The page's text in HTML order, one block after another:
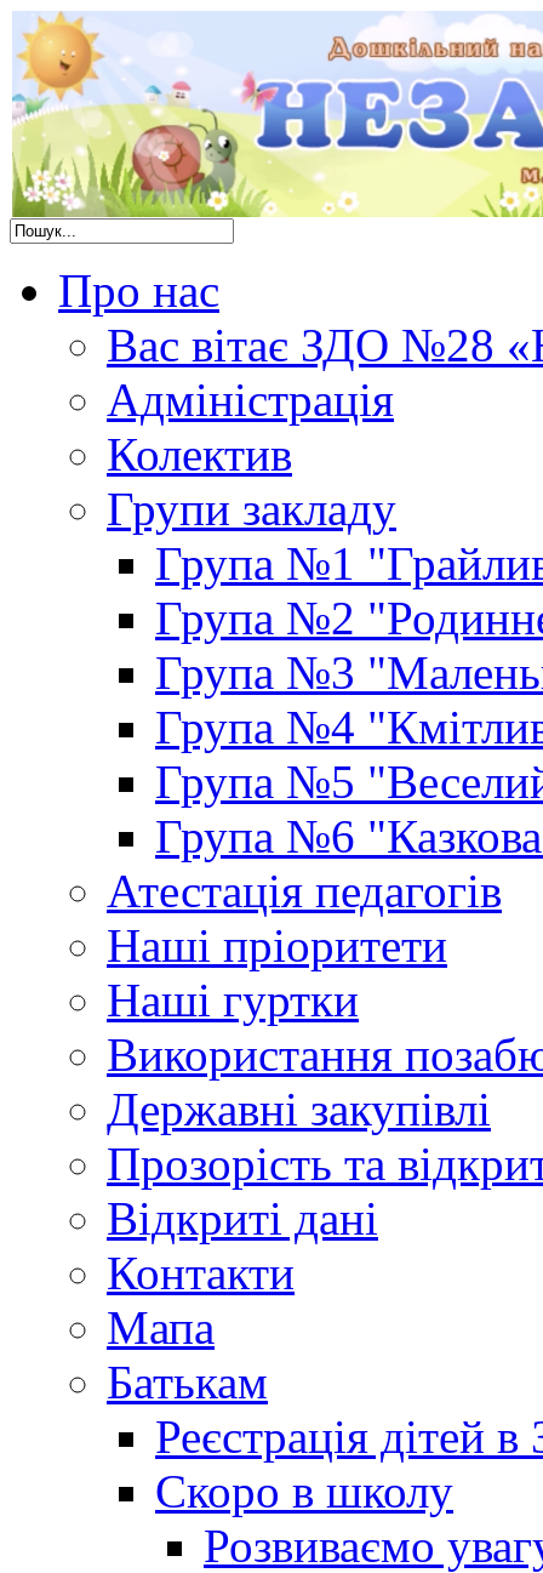
Про нас
Вас вітає ЗДО №28
Адміністрація
Колектив
Групи закладу
Група №1
Група №2
Група №3
Група №4
Група №5
Група №6
Атестація педагогів
Наші пріоритети
Наші гуртки
Використання
Державні закупівлі
Прозорість та
Відкриті дані
Контакти
Мапа
Батькам
Реєстрація дітей
Скоро в школу
Розвиваємо